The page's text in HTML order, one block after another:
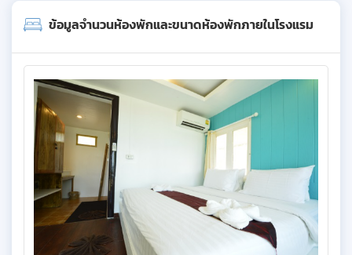
ข้อมูลจำนวนห้องพักและขนาดห้องพักภายในโรงแรม